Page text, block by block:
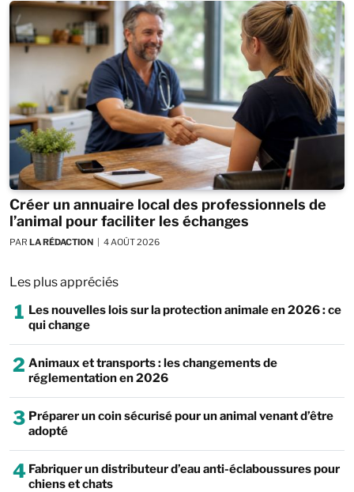
Créer un annuaire local des professionnels de
l’animal pour faciliter les échanges
PAR LA RÉDACTION 4 AOÛT 2026
Les plus appréciés
1 Les nouvelles lois sur la protection animale en 2026 : ce
qui change
2 Animaux et transports : les changements de
réglementation en 2026
3 Préparer un coin sécurisé pour un animal venant d’être
adopté
4 Fabriquer un distributeur d’eau anti-éclaboussures pour
chiens et chats